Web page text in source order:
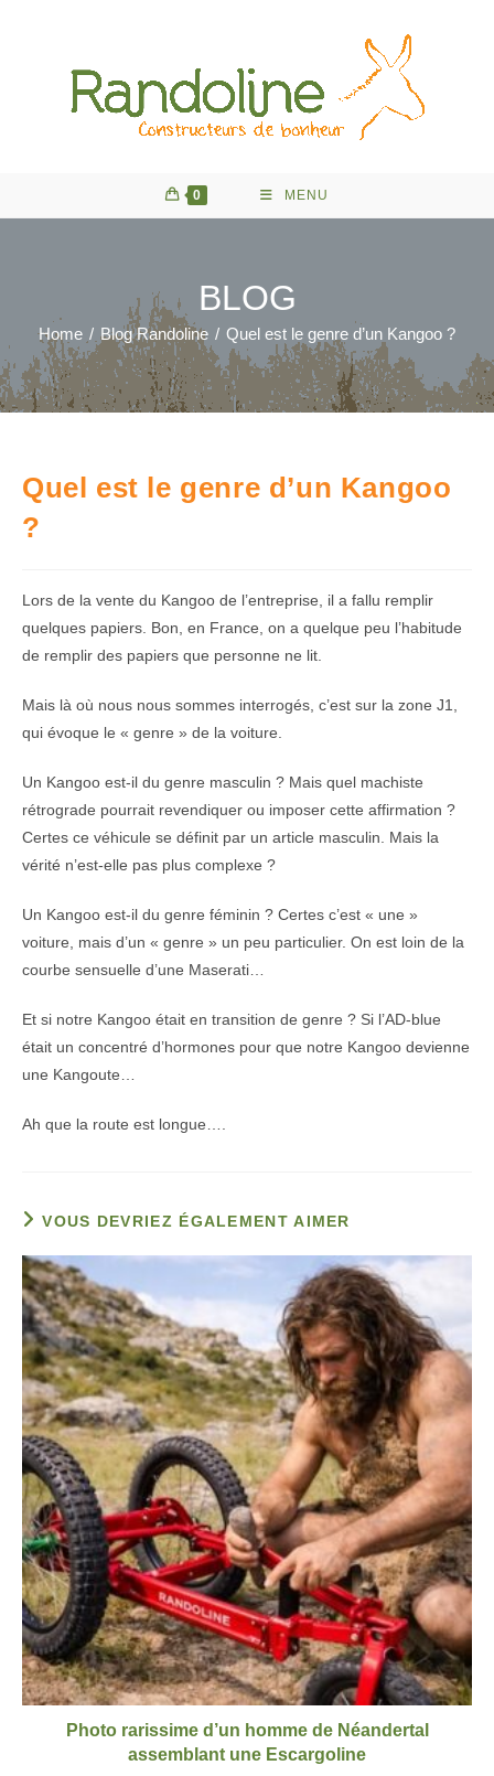
0 MENU
BLOG
Home / Blog Randoline / Quel est le genre d’un Kangoo ?
Quel est le genre d’un Kangoo
?
Lors de la vente du Kangoo de l’entreprise, il a fallu remplir
quelques papiers. Bon, en France, on a quelque peu l’habitude
de remplir des papiers que personne ne lit.
Mais là où nous nous sommes interrogés, c’est sur la zone J1,
qui évoque le « genre » de la voiture.
Un Kangoo est-il du genre masculin ? Mais quel machiste
rétrograde pourrait revendiquer ou imposer cette affirmation ?
Certes ce véhicule se définit par un article masculin. Mais la
vérité n’est-elle pas plus complexe ?
Un Kangoo est-il du genre féminin ? Certes c’est « une »
voiture, mais d’un « genre » un peu particulier. On est loin de la
courbe sensuelle d’une Maserati…
Et si notre Kangoo était en transition de genre ? Si l’AD-blue
était un concentré d’hormones pour que notre Kangoo devienne
une Kangoute…
Ah que la route est longue….
VOUS DEVRIEZ ÉGALEMENT AIMER
Photo rarissime d’un homme de Néandertal
assemblant une Escargoline